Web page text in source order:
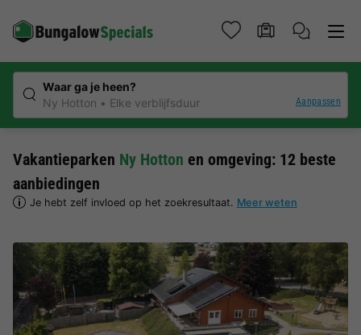
Waar ga je heen?
Ny Hotton
Elke verblijfsduur Aanpassen
Vakantieparken Ny Hotton en omgeving: 12 beste
aanbiedingen
Je hebt zelf invloed op het zoekresultaat. Meer weten